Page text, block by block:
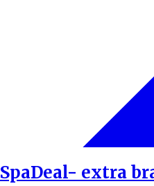
SpaDeal- extra